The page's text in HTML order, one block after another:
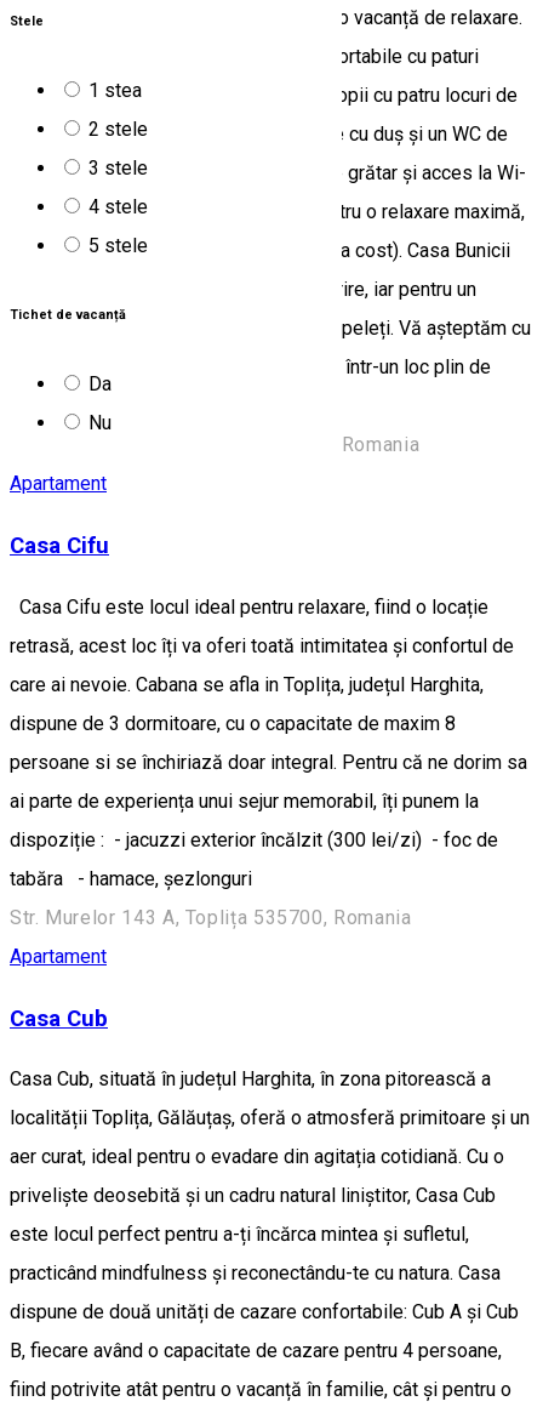
Stele
1 stea
2 stele
3 stele
4 stele
5 stele
Tichet de vacanță
Da
Nu
orașului Toplița, este locul ideal pentru o vacanță de relaxare.
Casa dispune de două dormitoare confortabile cu paturi
matrimoniale, un spațiu comun pentru copii cu patru locuri de
dormit, o bucătărie complet utilată, baie cu duș și un WC de
serviciu. Livingul spațios, terasă, loc de grătar și acces la Wi-
Fi și TV adaugă un plus de confort. Pentru o relaxare maximă,
oferim și un ciubăr cu hidromasaj (contra cost). Casa Bunicii
funcționează în regim de autogospodărire, iar pentru un
confort sporit am instalat o centrală pe peleți. Vă așteptăm cu
drag să petreceți câteva zile de neuitat într-un loc plin de
Sat.Nuțeni ,nr.410, Harghita 537120, Romania
Apartament
Casa Cifu
Casa Cifu este locul ideal pentru relaxare, fiind o locație
retrasă, acest loc îți va oferi toată intimitatea și confortul de
care ai nevoie. Cabana se afla in Toplița, județul Harghita,
dispune de 3 dormitoare, cu o capacitate de maxim 8
persoane si se închiriază doar integral. Pentru că ne dorim sa
ai parte de experiența unui sejur memorabil, îți punem la
dispoziție : - jacuzzi exterior încălzit (300 lei/zi) - foc de
tabăra - hamace, șezlonguri
Str. Murelor 143 A, Toplița 535700, Romania
Apartament
Casa Cub
Casa Cub, situată în județul Harghita, în zona pitorească a
localității Toplița, Gălăuțaș, oferă o atmosferă primitoare și un
aer curat, ideal pentru o evadare din agitația cotidiană. Cu o
priveliște deosebită și un cadru natural liniștitor, Casa Cub
este locul perfect pentru a-ți încărca mintea și sufletul,
practicând mindfulness și reconectându-te cu natura. Casa
dispune de două unități de cazare confortabile: Cub A și Cub
B, fiecare având o capacitate de cazare pentru 4 persoane,
fiind potrivite atât pentru o vacanță în familie, cât și pentru o